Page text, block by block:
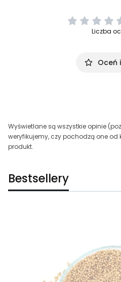
Liczba
Oceń
Wyświetlane są wszystkie opinie
weryfikujemy, czy pochodzą one od
produkt.
Bestsellery